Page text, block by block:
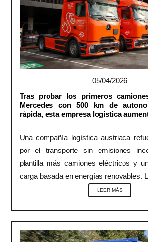
05/04/2026
Tras probar los primeros
Mercedes con 500 km de
rápida, esta empresa logística
Una compañía logística austriaca
por el transporte sin emisiones
plantilla más camiones eléctricos y
carga basada en energías renovables.
LEER MÁS